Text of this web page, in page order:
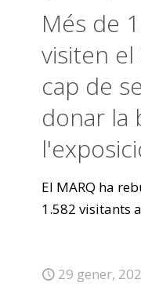
Més de
visiten el
cap de
donar la
El MARQ ha
1.582 visitants
29 gener,